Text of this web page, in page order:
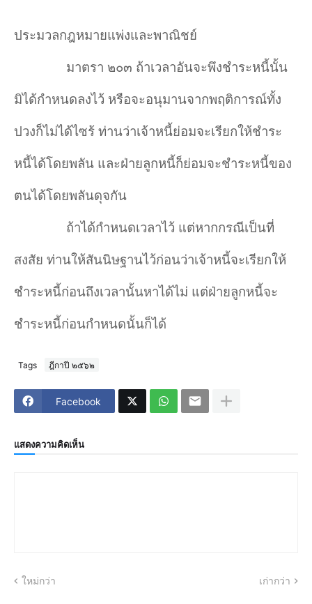
ประมวลกฎหมายแพ่งและพาณิชย์
มาตรา ๒๐๓ ถ้าเวลาอันจะพึงชำระหนี้นั้น
มิได้กำหนดลงไว้ หรือจะอนุมานจากพฤติการณ์ทั้ง
ปวงก็ไม่ได้ไซร้ ท่านว่าเจ้าหนี้ย่อมจะเรียกให้ชำระ
หนี้ได้โดยพลัน และฝ่ายลูกหนี้ก็ย่อมจะชำระหนี้ของ
ตนได้โดยพลันดุจกัน
ถ้าได้กำหนดเวลาไว้ แต่หากกรณีเป็นที่
สงสัย ท่านให้สันนิษฐานไว้ก่อนว่าเจ้าหนี้จะเรียกให้
ชำระหนี้ก่อนถึงเวลานั้นหาได้ไม่ แต่ฝ่ายลูกหนี้จะ
ชำระหนี้ก่อนกำหนดนั้นก็ได้
Tags ฎีกาปี ๒๕๖๒
Facebook
แสดงความคิดเห็น
ใหม่กว่า เก่ากว่า